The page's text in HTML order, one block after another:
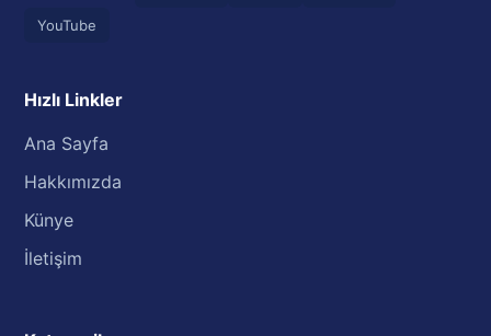
YouTube
Hızlı Linkler
Ana Sayfa
Hakkımızda
Künye
İletişim